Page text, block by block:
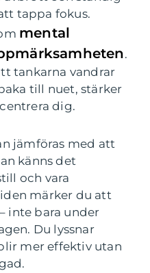
tappa fokus.
mental
.
tankarna vandrar
till nuet, stärker
dig.
jämföras med att
känns det
och vara
märker du att
inte bara under
Du lyssnar
mer effektiv utan